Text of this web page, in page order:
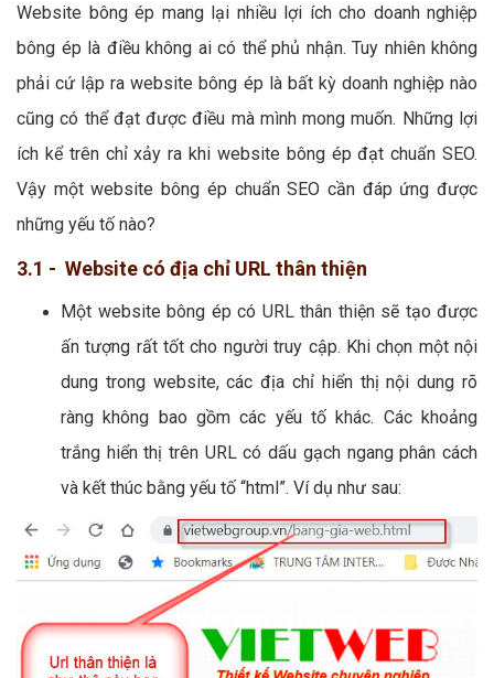
Website bông ép mang lại nhiều lợi ích cho doanh nghiệp
bông ép là điều không ai có thể phủ nhận. Tuy nhiên không
phải cứ lập ra website bông ép là bất kỳ doanh nghiệp nào
cũng có thể đạt được điều mà mình mong muốn. Những lợi
ích kể trên chỉ xảy ra khi website bông ép đạt chuẩn SEO.
Vậy một website bông ép chuẩn SEO cần đáp ứng được
những yếu tố nào?
3.1 - Website có địa chỉ URL thân thiện
Một website bông ép có URL thân thiện sẽ tạo được
ấn tượng rất tốt cho người truy cập. Khi chọn một nội
dung trong website, các địa chỉ hiển thị nội dung rõ
ràng không bao gồm các yếu tố khác. Các khoảng
trắng hiển thị trên URL có dấu gạch ngang phân cách
và kết thúc bằng yếu tố “html”. Ví dụ như sau: